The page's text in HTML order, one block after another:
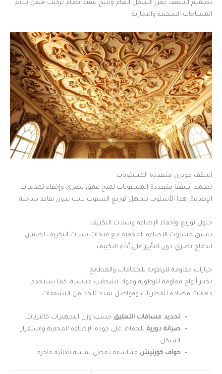
تصميم السقف يعزز الشكل العام ويتيح تنفيذ نظام تركيب متقن يلائم
المساحات السكنية والتجارية.
أسقف مودرن متعددة المستويات
نصمم أسقفًا متعددة المستويات لمنح عمق بصري وإخفاء تمديدات
الإضاءة. هذا الأسلوب يسهل توزيع السبوت لايت بدون نقاط ساخنة.
حلول توزيع وإخفاء الإضاءة وسلات التكييف
ننسق مسارات الإضاءة المخفية مع فتحات سلات التكييف لضمان
اندماج بصري دون التأثير على أداء التكييف.
خيارات مقاومة للرطوبة للحمامات والمطابخ
نختار ألواح مقاومة للرطوبة ومواد تشطيب مناسبة. كما نستخدم
دهانات مضادة للفطريات وفواصل تمدد للحد من التشققات.
تحديد مسافات التعليق حسب وزن التجهيزات كالثريات.
صيانة دوريةللحفاظ على جودة الإضاءة المخفية واستقرار
الشكل.
حواف كورنيش متناسقة تعطي لمسة نهائية فاخرة.